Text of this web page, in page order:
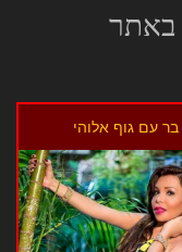
באתר
בר עם גוף אלוהי